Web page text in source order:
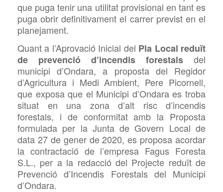
que puga tenir una utilitat provisional en tant es
puga obrir definitivament el carrer previst en el
planejament.
Quant a l’Aprovació Inicial del Pla Local reduït
de prevenció d’incendis forestals del
municipi d’Ondara,a proposta del Regidor
d’Agricultura i Medi Ambient, Pere Picornell,
que exposa que el Municipi d’Ondara es troba
situat en una zona d’alt risc d’incendis
forestals, i de conformitat amb la Proposta
formulada per la Junta de Govern Local de
data 27 de gener de 2020, es proposa acordar
la contractació de l’empresa Fagus Foresta
S.L., per a la redacció del Projecte reduït de
Prevenció d’Incendis Forestals del Municipi
d’Ondara.